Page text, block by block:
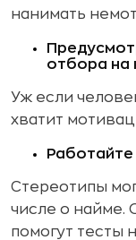
нанимать
отбора на
Уж если
хватит
Стереотипы
числе о найме.
помогут тесты